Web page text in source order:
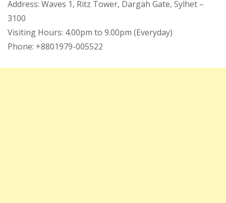
Address: Waves 1, Ritz Tower, Dargah Gate, Sylhet –
3100
Visiting Hours: 4.00pm to 9.00pm (Everyday)
Phone: +8801979-005522